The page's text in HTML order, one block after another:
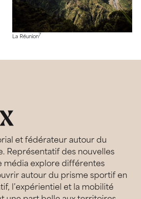
La Réunion7
et fédérateur autour du
Représentatif des nouvelles
média explore différentes
autour du prisme sportif en
l’expérientiel et la mobilité